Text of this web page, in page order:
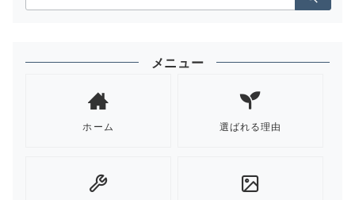
索：
メニュー
ホーム 選ばれる理由